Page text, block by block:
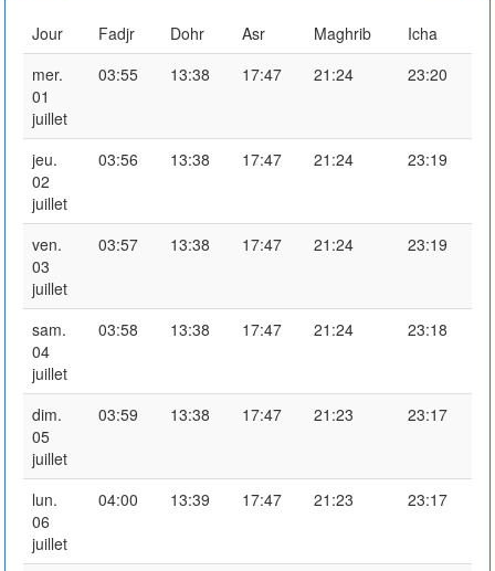
Jour Fadjr Dohr Asr Maghrib
Icha
mer.
01
juillet
03:55 13:38 17:47 21:24 23:20
jeu.
02
juillet
03:56 13:38 17:47 21:24 23:19
ven.
03
juillet
03:57 13:38 17:47 21:24 23:19
sam.
04
juillet
03:58 13:38 17:47 21:24 23:18
dim.
05
juillet
03:59 13:38 17:47 21:23 23:17
lun.
06
juillet
04:00 13:39 17:47 21:23 23:17